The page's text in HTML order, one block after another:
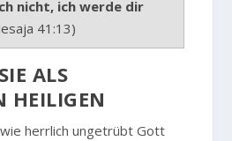
nicht, ich werde dir
41:13)
ALS
HEILIGEN
wie herrlich ungetrübt Gott